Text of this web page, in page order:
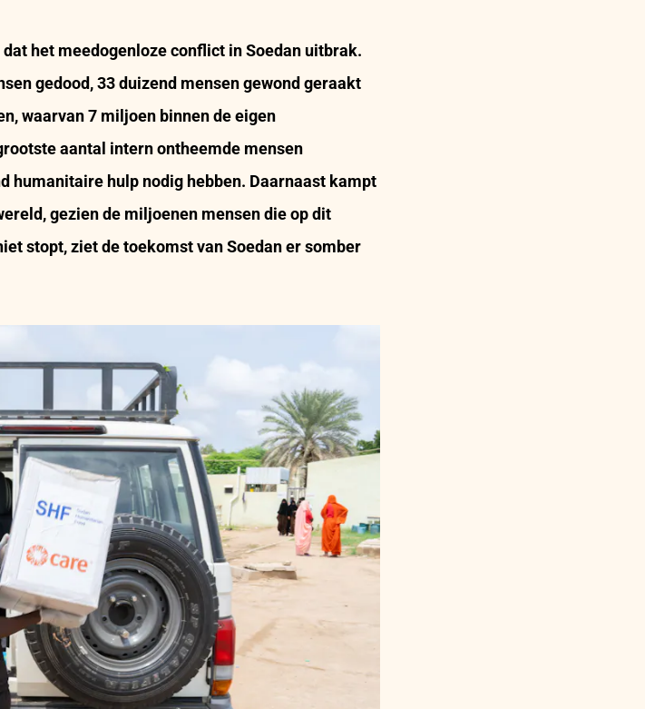
dat het meedogenloze conflict in Soedan uitbrak.
gedood, 33 duizend mensen gewond geraakt
waarvan 7 miljoen binnen de eigen
aantal intern ontheemde mensen
humanitaire hulp nodig hebben. Daarnaast kampt
gezien de miljoenen mensen die op dit
stopt, ziet de toekomst van Soedan er somber